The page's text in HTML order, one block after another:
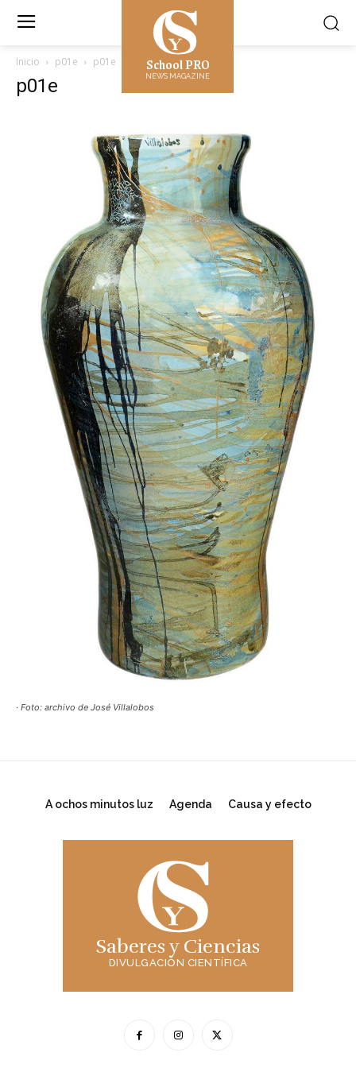
School PRO
NEWS MAGAZINE
Inicio p01e p01e
p01e
· Foto: archivo de José Villalobos
A ochos minutos luz Agenda Causa y efecto
Saberes y Ciencias
DIVULGACIÓN CIENTÍFICA